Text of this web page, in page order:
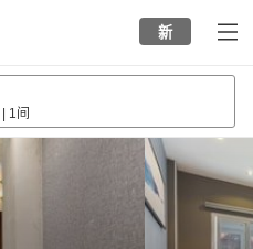
新
1间